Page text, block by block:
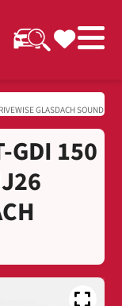
GLASDACH SOUND
GDI 150